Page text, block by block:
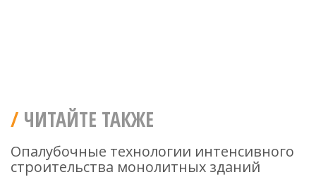
ЧИТАЙТЕ ТАКЖЕ
Опалубочные технологии интенсивного
строительства монолитных зданий